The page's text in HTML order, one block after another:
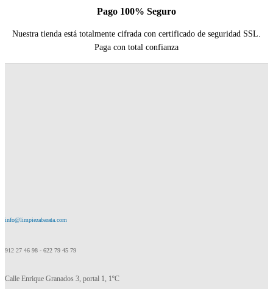
Pago 100% Seguro
Nuestra tienda está totalmente cifrada con certificado de seguridad SSL.
Paga con total confianza
info@limpiezabarata.com
912 27 46 98 - 622 79 45 79
Calle Enrique Granados 3, portal 1, 1ºC